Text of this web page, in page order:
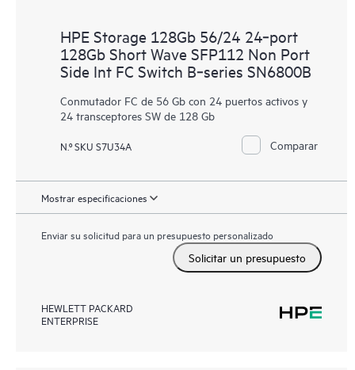
HPE Storage 128Gb 56/24 24‑port
128Gb Short Wave SFP112 Non Port
Side Int FC Switch B‑series SN6800B
Conmutador FC de 56 Gb con 24 puertos activos y
24 transceptores SW de 128 Gb
N.º SKU S7U34A Comparar
Mostrar especificaciones
Enviar su solicitud para un presupuesto personalizado
Solicitar un presupuesto
HEWLETT PACKARD
ENTERPRISE